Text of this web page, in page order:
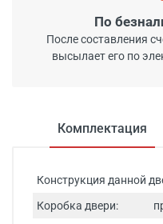
По
После составления
высылает его по
Комплектация
Конструкция данной
Коробка двери: